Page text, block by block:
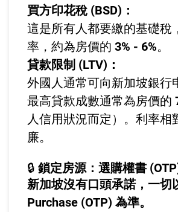
買方印花稅 (BSD)：
這是所有人都要繳的基礎稅
率，約為房價的 3% - 6%。
貸款限制 (LTV)：
外國人通常可向新加坡銀行
最高貸款成數通常為房價的
人信用狀況而定）。利率相
廉。
🔒 鎖定房源：選購權書
新加坡沒有口頭承諾，一切
Purchase (OTP) 為準。